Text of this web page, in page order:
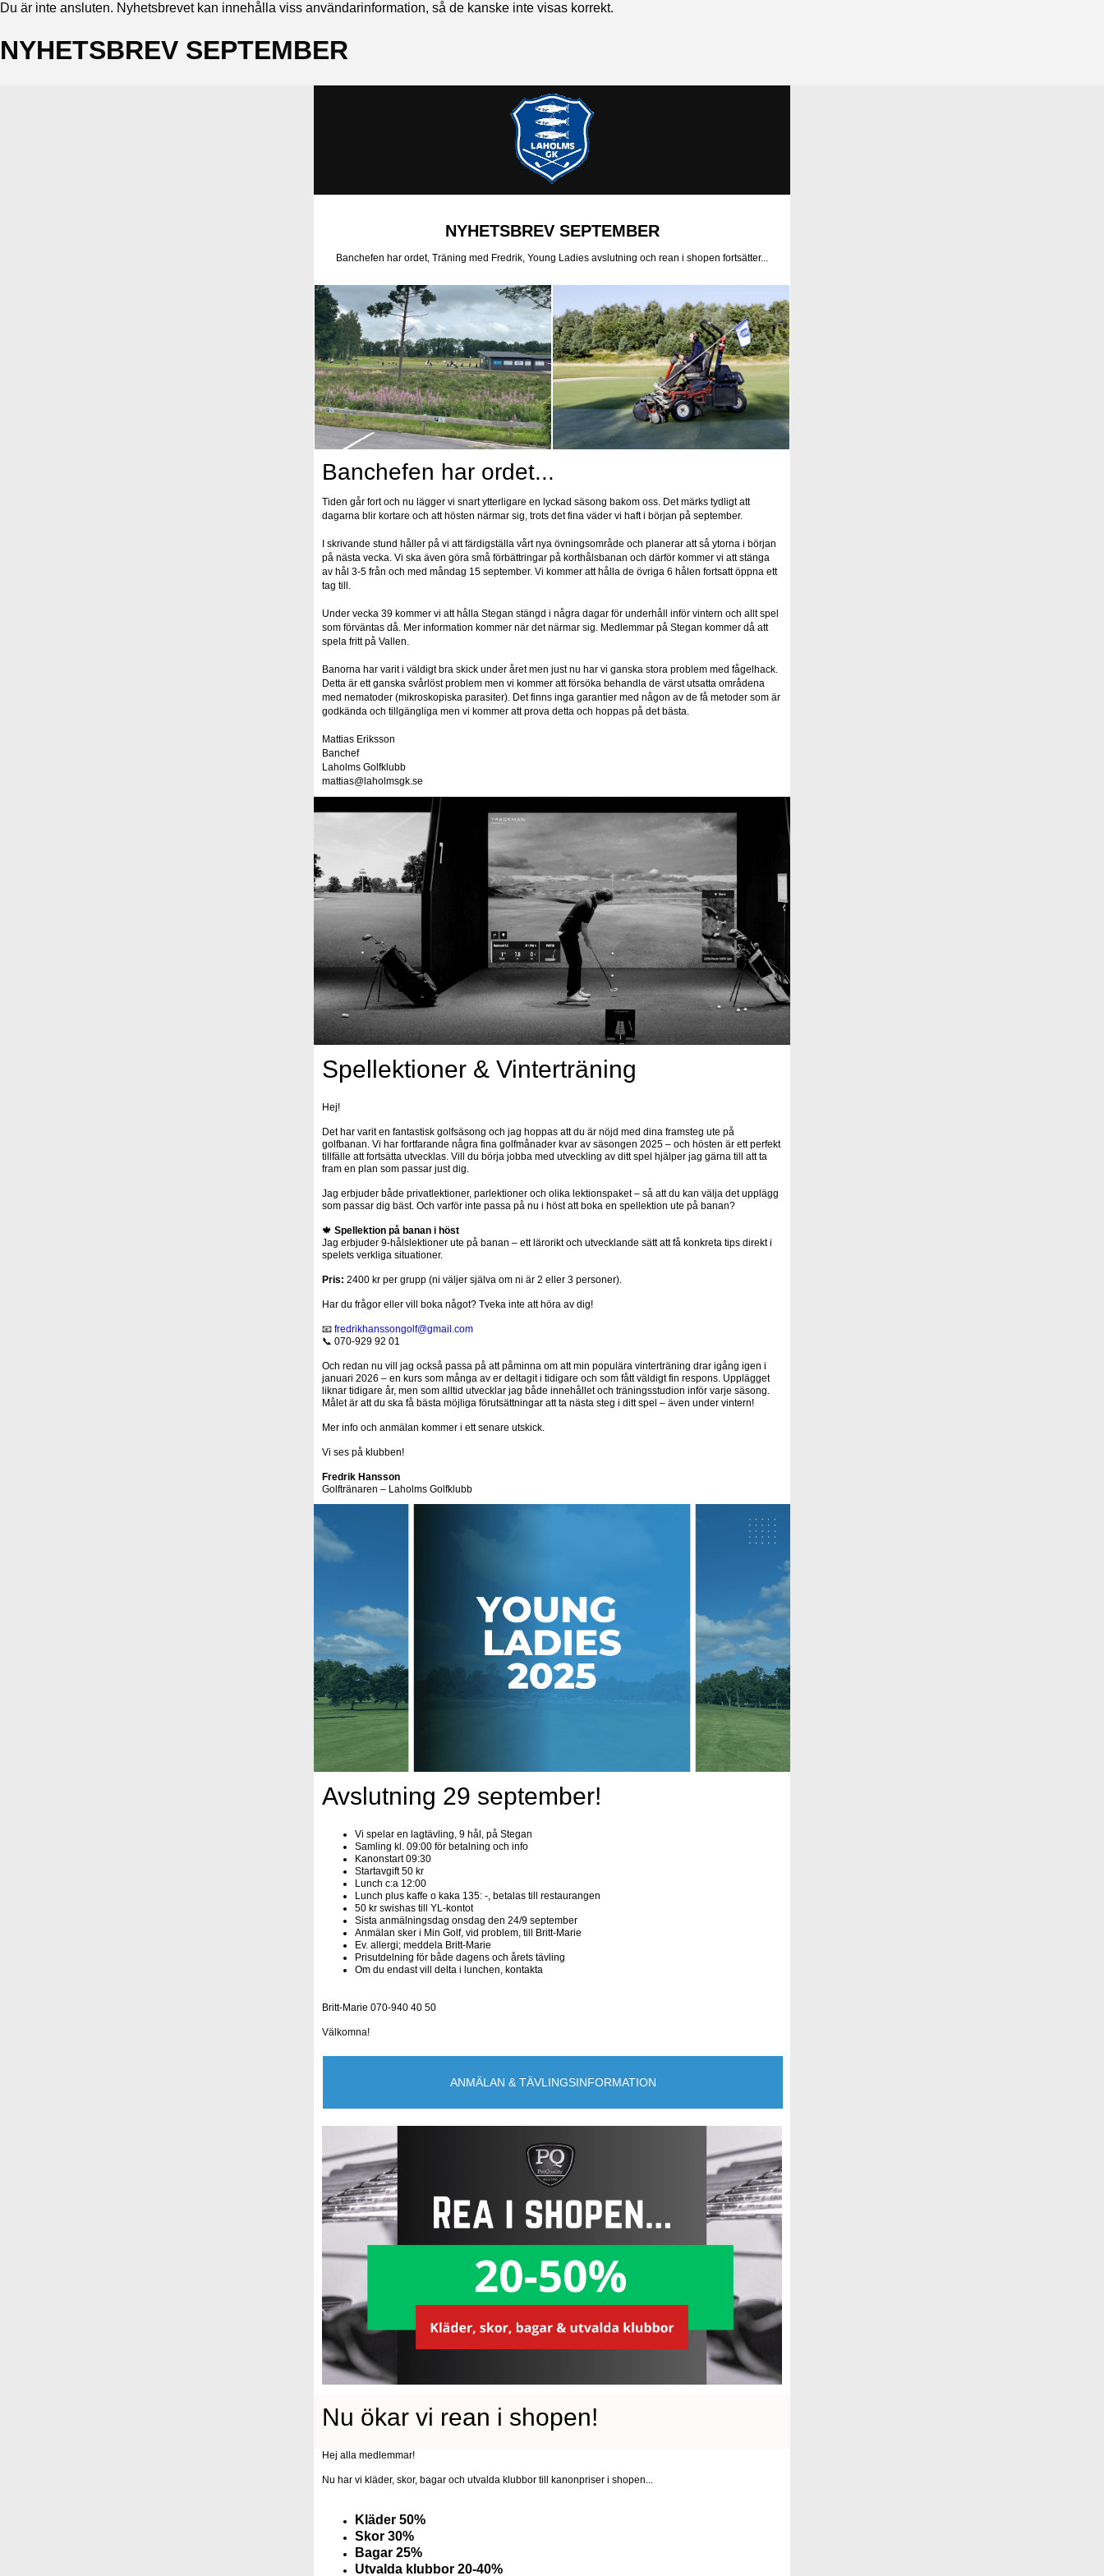
Du är inte ansluten. Nyhetsbrevet kan innehålla viss användarinformation, så de kanske inte visas korrekt.
NYHETSBREV SEPTEMBER
NYHETSBREV SEPTEMBER
Banchefen har ordet, Träning med Fredrik, Young Ladies avslutning och rean i shopen fortsätter...
Banchefen har ordet...
Tiden går fort och nu lägger vi snart ytterligare en lyckad säsong bakom oss. Det märks tydligt att
dagarna blir kortare och att hösten närmar sig, trots det fina väder vi haft i början på september.
I skrivande stund håller på vi att färdigställa vårt nya övningsområde och planerar att så ytorna i början
på nästa vecka. Vi ska även göra små förbättringar på korthålsbanan och därför kommer vi att stänga
av hål 3-5 från och med måndag 15 september. Vi kommer att hålla de övriga 6 hålen fortsatt öppna ett
tag till.
Under vecka 39 kommer vi att hålla Stegan stängd i några dagar för underhåll inför vintern och allt spel
som förväntas då. Mer information kommer när det närmar sig. Medlemmar på Stegan kommer då att
spela fritt på Vallen.
Banorna har varit i väldigt bra skick under året men just nu har vi ganska stora problem med fågelhack.
Detta är ett ganska svårlöst problem men vi kommer att försöka behandla de värst utsatta områdena
med nematoder (mikroskopiska parasiter). Det finns inga garantier med någon av de få metoder som är
godkända och tillgängliga men vi kommer att prova detta och hoppas på det bästa.
Mattias Eriksson
Banchef
Laholms Golfklubb
mattias@laholmsgk.se
Spellektioner & Vinterträning
Hej!
Det har varit en fantastisk golfsäsong och jag hoppas att du är nöjd med dina framsteg ute på
golfbanan. Vi har fortfarande några fina golfmånader kvar av säsongen 2025 – och hösten är ett perfekt
tillfälle att fortsätta utvecklas. Vill du börja jobba med utveckling av ditt spel hjälper jag gärna till att ta
fram en plan som passar just dig.
Jag erbjuder både privatlektioner, parlektioner och olika lektionspaket – så att du kan välja det upplägg
som passar dig bäst. Och varför inte passa på nu i höst att boka en spellektion ute på banan?
🍁 Spellektion på banan i höst
Jag erbjuder 9-hålslektioner ute på banan – ett lärorikt och utvecklande sätt att få konkreta tips direkt i
spelets verkliga situationer.
Pris: 2400 kr per grupp (ni väljer själva om ni är 2 eller 3 personer).
Har du frågor eller vill boka något? Tveka inte att höra av dig!
📧 fredrikhanssongolf@gmail.com
📞 070-929 92 01
Och redan nu vill jag också passa på att påminna om att min populära vinterträning drar igång igen i
januari 2026 – en kurs som många av er deltagit i tidigare och som fått väldigt fin respons. Upplägget
liknar tidigare år, men som alltid utvecklar jag både innehållet och träningsstudion inför varje säsong.
Målet är att du ska få bästa möjliga förutsättningar att ta nästa steg i ditt spel – även under vintern!
Mer info och anmälan kommer i ett senare utskick.
Vi ses på klubben!
Fredrik Hansson
Golftränaren – Laholms Golfklubb
Avslutning 29 september!
Vi spelar en lagtävling, 9 hål, på Stegan
Samling kl. 09:00 för betalning och info
Kanonstart 09:30
Startavgift 50 kr
Lunch c:a 12:00
Lunch plus kaffe o kaka 135: -, betalas till restaurangen
50 kr swishas till YL-kontot
Sista anmälningsdag onsdag den 24/9 september
Anmälan sker i Min Golf, vid problem, till Britt-Marie
Ev. allergi; meddela Britt-Marie
Prisutdelning för både dagens och årets tävling
Om du endast vill delta i lunchen, kontakta
Britt-Marie 070-940 40 50
Välkomna!
ANMÄLAN & TÄVLINGSINFORMATION
Nu ökar vi rean i shopen!
Hej alla medlemmar!
Nu har vi kläder, skor, bagar och utvalda klubbor till kanonpriser i shopen...
Kläder 50%
Skor 30%
Bagar 25%
Utvalda klubbor 20-40%